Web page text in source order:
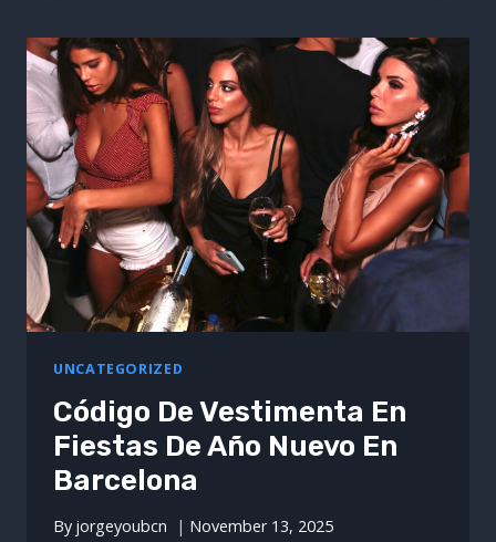
TNC
CON
BOIRA
UNCATEGORIZED
Código De Vestimenta En
Fiestas De Año Nuevo En
Barcelona
By jorgeyoubcn November 13, 2025